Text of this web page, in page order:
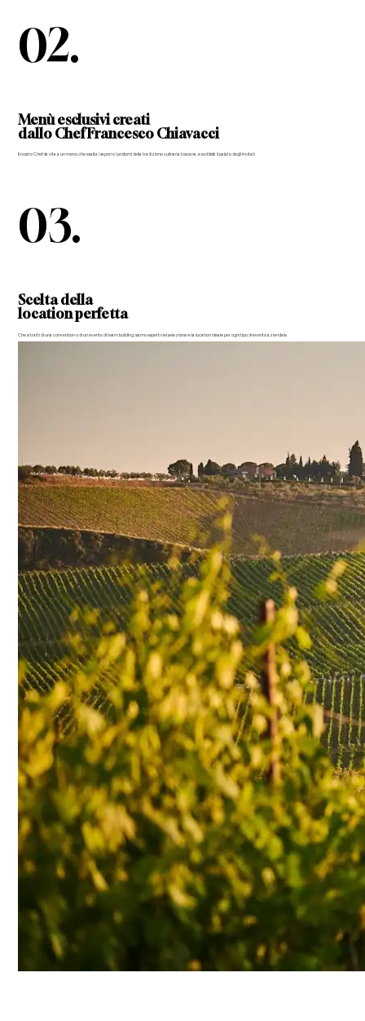
02.
Menù esclusivi creati
dallo Chef Francesco Chiavacci
Il nostro Chef dà vita a un menù che esalta i sapori e i profumi della tradizione culinaria toscana, e soddisfa il palato degli invitati.
03.
Scelta della
location perfetta
Che si tratti di una convention o di un evento di team building, siamo esperti nel selezionare la location ideale per ogni tipo di evento aziendale.